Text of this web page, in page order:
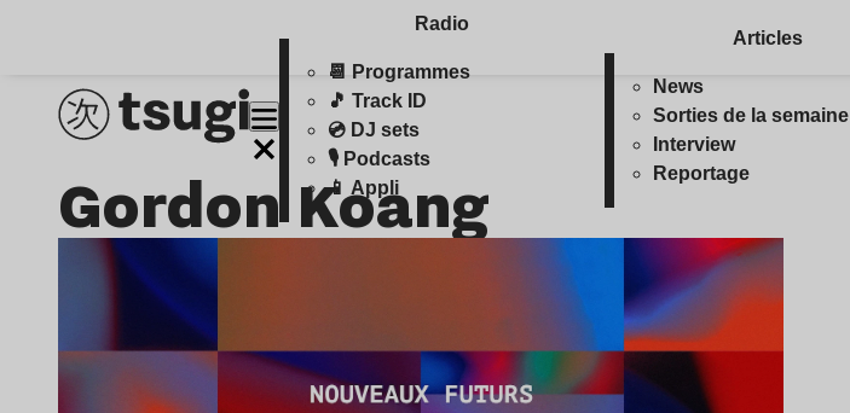
Radio
📆 Programmes
🎵 Track ID
💿 DJ sets
🎙️ Podcasts
📱 Appli
Articles
News
Sorties de la semaine
Interview
Reportage
Gordon Koang